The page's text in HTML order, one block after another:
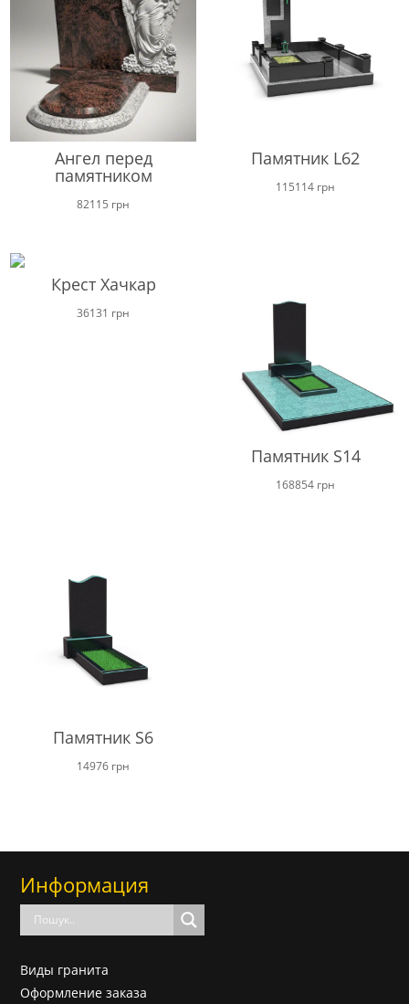
48000 грн
Ангел перед
памятником
82115 грн
Памятник L62
115114 грн
Крест Хачкар
36131 грн
Памятник S14
168854 грн
Памятник S6
14976 грн
Информация
Виды гранита
Оформление заказа